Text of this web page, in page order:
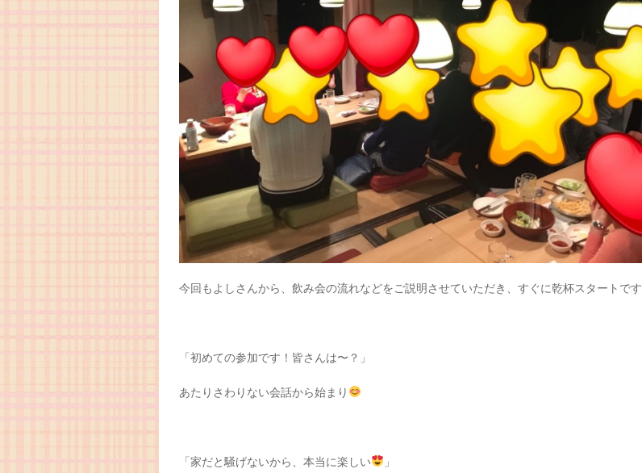
今回もよしさんから、飲み会の流れなどをご説明させていただき、すぐに乾杯スタートです
「初めての参加です！皆さんは〜？」
あたりさわりない会話から始まり
「家だと騒げないから、本当に楽しい 」